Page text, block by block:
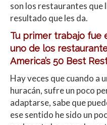
son los restaurantes que
resultado que les da.
Tu primer trabajo fue
uno de los
America’s 50 Best
Hay veces que cuando a
huracán, sufre un poco
adaptarse, sabe que
ese sentido he sido un